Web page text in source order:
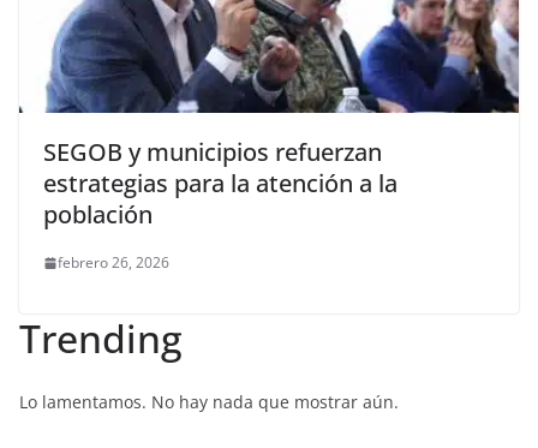
SEGOB y municipios refuerzan
estrategias para la atención a la
población
febrero 26, 2026
Trending
Lo lamentamos. No hay nada que mostrar aún.